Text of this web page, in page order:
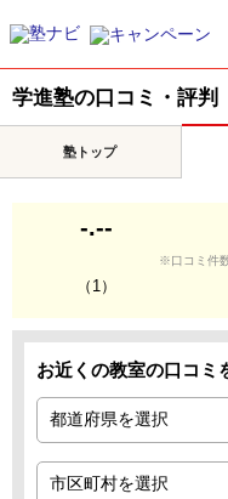
学進塾の口コミ・評判
塾トップ
-.--
（1）
※口コミ件
お近くの教室の口コミ